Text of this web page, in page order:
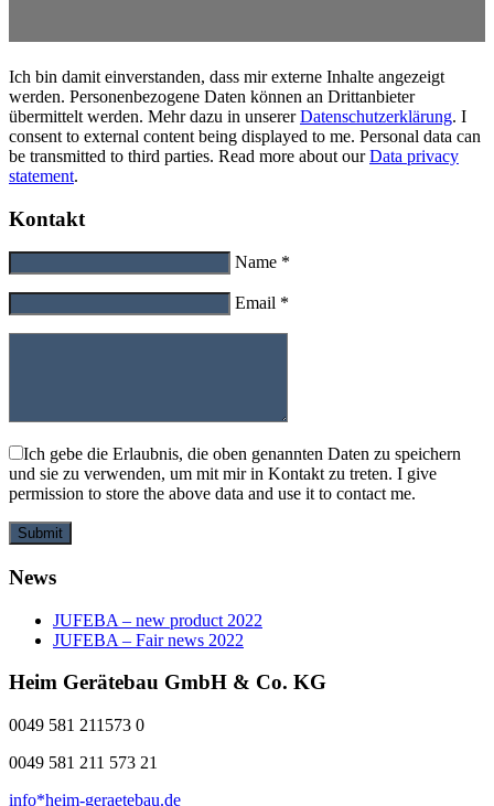
Ich bin damit einverstanden, dass mir externe Inhalte angezeigt
werden. Personenbezogene Daten können an Drittanbieter
übermittelt werden. Mehr dazu in unsererDatenschutzerklärung. I
consent to external content being displayed to me. Personal data can
be transmitted to third parties. Read more about ourData privacy
statement.
Kontakt
Name *
Email *
Ich gebe die Erlaubnis, die oben genannten Daten zu speichern
und sie zu verwenden, um mit mir in Kontakt zu treten. I give
permission to store the above data and use it to contact me.
Submit
News
JUFEBA – new product 2022
JUFEBA – Fair news 2022
Heim Gerätebau GmbH & Co. KG
0049 581 211573 0
0049 581 211 573 21
info*heim-geraetebau.de